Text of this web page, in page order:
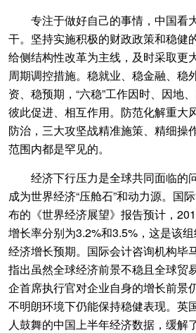
专注于做好自己的事情，中国看
干。坚持实施积极的财政政策和稳健
给侧结构性改革为主线，及时采取更
周期调控措施。稳就业、稳金融、稳
资、稳预期，“六稳”工作因时、因地
彼此促进、相互作用。防范化解重大
防治，三大攻坚战精准施策、精细操
范围内都是罕见的。
经济下行压力是全球共同面临的
成为世界经济“压舱石”和动力源。国
布的《世界经济展望》报告预计，
增长率分别为3.2%和3.5%，这是该
经济增长预期。国际会计咨询机构毕
指出虽然全球经济前景不稳且全球贸
企首席执行官对企业自身的增长前景
不明朗环境下仍能保持稳健表现。英
人鼓舞的中国上半年经济数据，缓解